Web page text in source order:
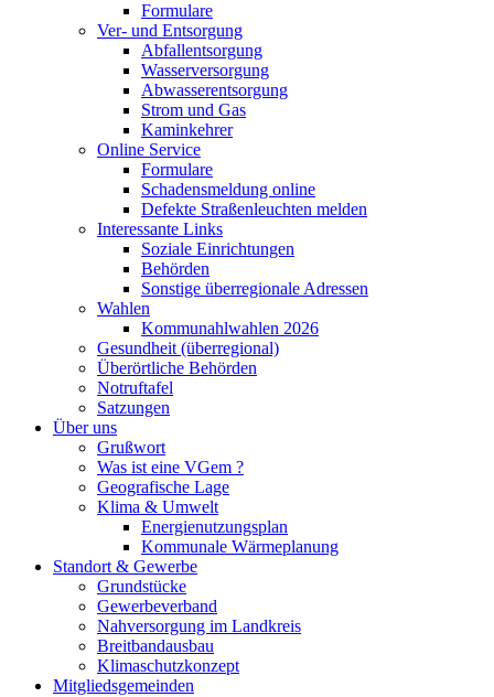
Formulare
Ver- und Entsorgung
Abfallentsorgung
Wasserversorgung
Abwasserentsorgung
Strom und Gas
Kaminkehrer
Online Service
Formulare
Schadensmeldung online
Defekte Straßenleuchten melden
Interessante Links
Soziale Einrichtungen
Behörden
Sonstige überregionale Adressen
Wahlen
Kommunahlwahlen 2026
Gesundheit (überregional)
Überörtliche Behörden
Notruftafel
Satzungen
Über uns
Grußwort
Was ist eine VGem ?
Geografische Lage
Klima & Umwelt
Energienutzungsplan
Kommunale Wärmeplanung
Standort & Gewerbe
Grundstücke
Gewerbeverband
Nahversorgung im Landkreis
Breitbandausbau
Klimaschutzkonzept
Mitgliedsgemeinden